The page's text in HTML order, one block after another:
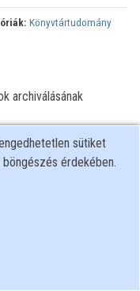
Könyvtártudomány
archiválásának
sütiket
érdekében.